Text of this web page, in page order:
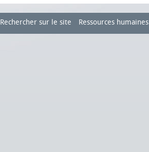
Rechercher sur le site Ressources humaines